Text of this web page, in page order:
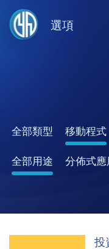
選項
全部類型 移動程式
全部用途 分佈式應
投